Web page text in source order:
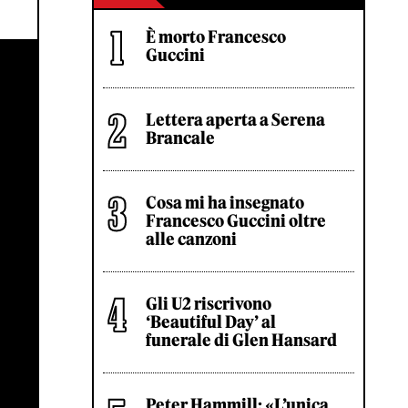
È morto Francesco
Guccini
Lettera aperta a Serena
Brancale
Cosa mi ha insegnato
Francesco Guccini oltre
alle canzoni
Gli U2 riscrivono
‘Beautiful Day’ al
funerale di Glen Hansard